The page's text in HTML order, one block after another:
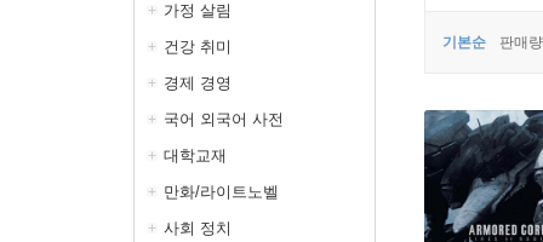
가정 살림
건강 취미
경제 경영
국어 외국어 사전
대학교재
만화/라이트노벨
사회 정치
기본순 판매